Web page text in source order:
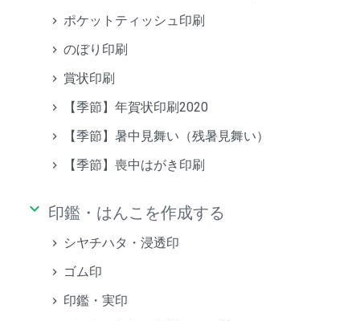
ポケットティッシュ印刷
のぼり印刷
賞状印刷
【季節】年賀状印刷2020
【季節】暑中見舞い（残暑見舞い）
【季節】喪中はがき印刷
keyboard_arrow_down 印鑑・はんこを作成する
シヤチハタ・浸透印
ゴム印
印鑑・実印